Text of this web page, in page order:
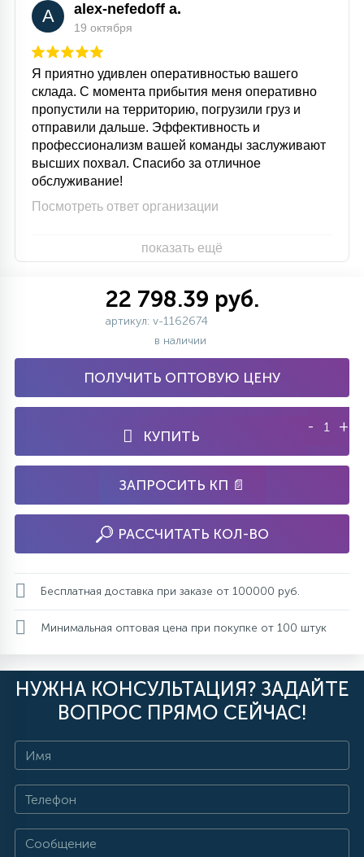
A alex-nefedoff a.
19 октября
Я приятно удивлен оперативностью вашего
склада. С момента прибытия меня оперативно
пропустили на территорию, погрузили груз и
отправили дальше. Эффективность и
профессионализм вашей команды заслуживают
высших похвал. Спасибо за отличное
обслуживание!
Посмотреть ответ организации
показать ещё
22 798.39 руб.
артикул: v-1162674
в наличии
ПОЛУЧИТЬ ОПТОВУЮ ЦЕНУ
КУПИТЬ
- +
ЗАПРОСИТЬ КП 📄
РАССЧИТАТЬ КОЛ-ВО
Бесплатная доставка при заказе от 100000 руб.
Минимальная оптовая цена при покупке от 100 штук
НУЖНА КОНСУЛЬТАЦИЯ? ЗАДАЙТЕ
ВОПРОС ПРЯМО СЕЙЧАС!